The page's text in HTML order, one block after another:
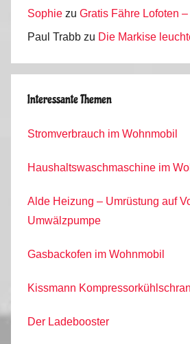
Sophie zu Gratis Fähre Lofoten
Paul Trabb zu Die Markise
Interessante Themen
Stromverbrauch im Wohnmobil
Haushaltswaschmaschine im
Alde Heizung – Umrüstung auf
Umwälzpumpe
Gasbackofen im Wohnmobil
Kissmann
Der Ladebooster